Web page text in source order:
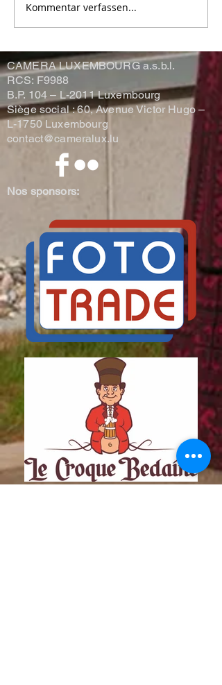
Conférence par Christian
KIEFFER
Kommentar verfassen...
CAMERA LUXEMBOURG a.s.b.l.
RCS: F9988
B.P. 104 – L-2011 Luxembourg
Siège social : 60, Avenue Victor Hugo –
L-1750 Luxembourg
contact@cameralux.lu
Nos sponsors: